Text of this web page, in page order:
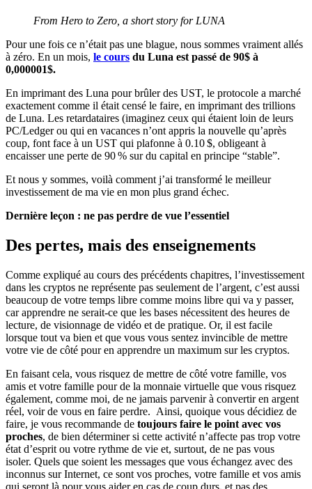
From Hero to Zero, a short story for LUNA
Pour une fois ce n’était pas une blague, nous sommes vraiment allés
à zéro. En un mois, le cours du Luna est passé de 90$ à
0,000001$.
En imprimant des Luna pour brûler des UST, le protocole a marché
exactement comme il était censé le faire, en imprimant des trillions
de Luna. Les retardataires (imaginez ceux qui étaient loin de leurs
PC/Ledger ou qui en vacances n’ont appris la nouvelle qu’après
coup, font face à un UST qui plafonne à 0.10 $, obligeant à
encaisser une perte de 90 % sur du capital en principe “stable”.
Et nous y sommes, voilà comment j’ai transformé le meilleur
investissement de ma vie en mon plus grand échec.
Dernière leçon : ne pas perdre de vue l’essentiel
Des pertes, mais des enseignements
Comme expliqué au cours des précédents chapitres, l’investissement
dans les cryptos ne représente pas seulement de l’argent, c’est aussi
beaucoup de votre temps libre comme moins libre qui va y passer,
car apprendre ne serait-ce que les bases nécessitent des heures de
lecture, de visionnage de vidéo et de pratique. Or, il est facile
lorsque tout va bien et que vous vous sentez invincible de mettre
votre vie de côté pour en apprendre un maximum sur les cryptos.
En faisant cela, vous risquez de mettre de côté votre famille, vos
amis et votre famille pour de la monnaie virtuelle que vous risquez
également, comme moi, de ne jamais parvenir à convertir en argent
réel, voir de vous en faire perdre. Ainsi, quoique vous décidiez de
faire, je vous recommande de toujours faire le point avec vos
proches, de bien déterminer si cette activité n’affecte pas trop votre
état d’esprit ou votre rythme de vie et, surtout, de ne pas vous
isoler. Quels que soient les messages que vous échangez avec des
inconnus sur Internet, ce sont vos proches, votre famille et vos amis
qui seront là pour vous aider en cas de coup durs, et pas des